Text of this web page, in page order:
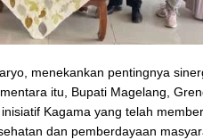
menekankan pentingnya
itu, Bupati Magelang,
Kagama yang telah
dan pemberdayaan